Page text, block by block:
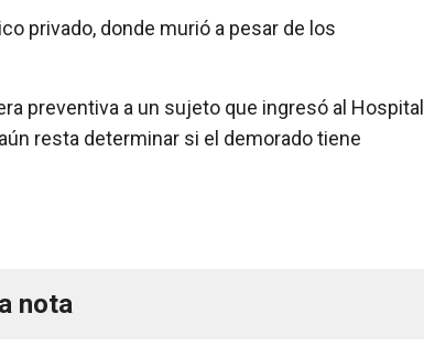
privado, donde murió a pesar de los
preventiva a un sujeto que ingresó al Hospital
resta determinar si el demorado tiene
nota